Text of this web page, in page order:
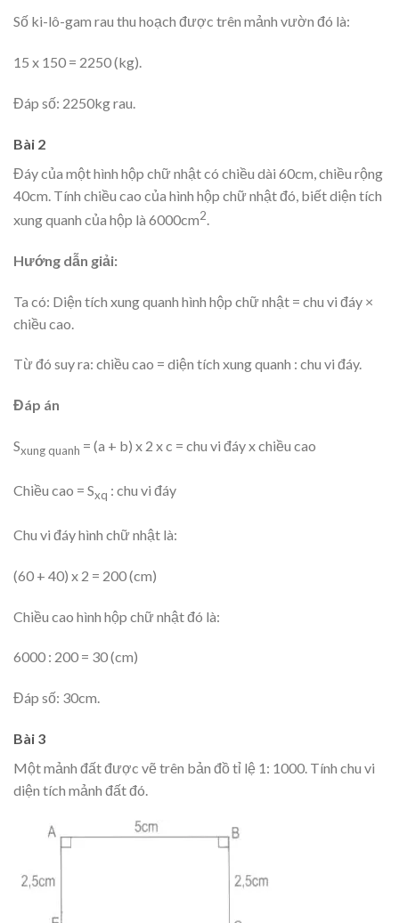
Số ki-lô-gam rau thu hoạch được trên mảnh vườn đó là:
15 x 150 = 2250 (kg).
Đáp số: 2250kg rau.
Bài 2
Đáy của một hình hộp chữ nhật có chiều dài 60cm, chiều rộng
40cm. Tính chiều cao của hình hộp chữ nhật đó, biết diện tích
xung quanh của hộp là 6000cm2.
Hướng dẫn giải:
Ta có: Diện tích xung quanh hình hộp chữ nhật = chu vi đáy ×
chiều cao.
Từ đó suy ra: chiều cao = diện tích xung quanh : chu vi đáy.
Đáp án
Sxung quanh = (a + b) x 2 x c = chu vi đáy x chiều cao
Chiều cao = Sxq : chu vi đáy
Chu vi đáy hình chữ nhật là:
(60 + 40) x 2 = 200 (cm)
Chiều cao hình hộp chữ nhật đó là:
6000 : 200 = 30 (cm)
Đáp số: 30cm.
Bài 3
Một mảnh đất được vẽ trên bản đồ tỉ lệ 1: 1000. Tính chu vi
diện tích mảnh đất đó.